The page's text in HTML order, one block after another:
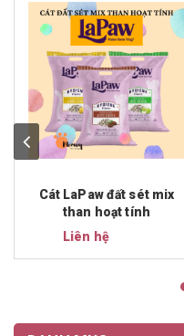
Cát LaPaw đất sét mix
than hoạt tính
Liên hệ